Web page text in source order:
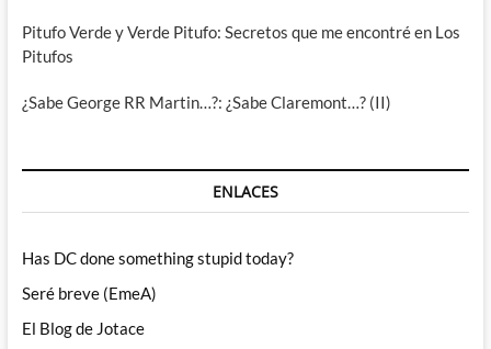
Pitufo Verde y Verde Pitufo: Secretos que me encontré en Los
Pitufos
¿Sabe George RR Martin…?: ¿Sabe Claremont…? (II)
ENLACES
Has DC done something stupid today?
Seré breve (EmeA)
El Blog de Jotace